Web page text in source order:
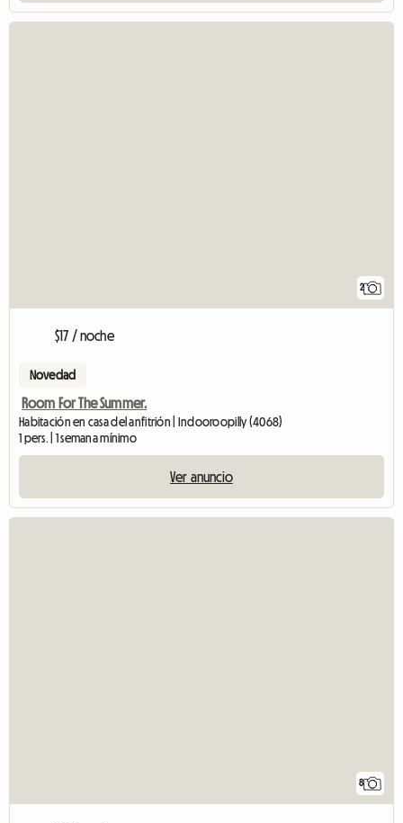
2
$17 / noche
Novedad
Room For The Summer.
Habitación en casa del anfitrión | Indooroopilly (4068)
1 pers. | 1 semana mínimo
Ver anuncio
8